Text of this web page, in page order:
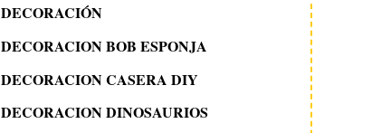
DECORACIÓN
DECORACION BOB ESPONJA
DECORACION CASERA DIY
DECORACION DINOSAURIOS